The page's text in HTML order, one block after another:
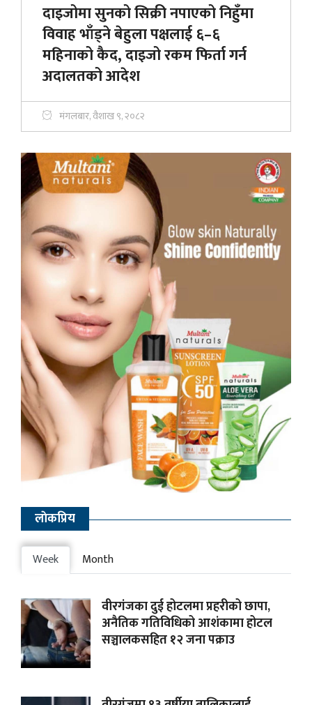
दाइजोमा सुनको सिक्री नपाएको निहुँमा
विवाह भाँड्ने बेहुला पक्षलाई ६–६
महिनाको कैद, दाइजो रकम फिर्ता गर्न
अदालतको आदेश
मंगलबार, वैशाख ९, २०८२
लाेकप्रिय
Week Month
वीरगंजका दुई होटलमा प्रहरीको छापा,
अनैतिक गतिविधिको आशंकामा होटल
सञ्चालकसहित १२ जना पक्राउ